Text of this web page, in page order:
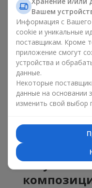
событий:
мягкие розовые
цветы на день
коралловые —
вдохновения
белые пионы —
личного
варианта для
Выбирайте
цветов с доставкой,
ароматом оказался
Букет
Вашем
Информация с
cookie и уникальные
поставщикам. Кроме
приложение смогут
устройства и
данные.
Некоторые
данные на основании
изменить свой выбор